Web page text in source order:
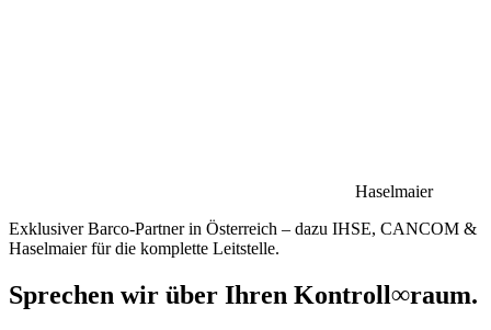
Haselmaier
Exklusiver Barco-Partner in Österreich – dazu IHSE, CANCOM &
Haselmaier für die komplette Leitstelle.
Sprechen wir über Ihren Kontroll∞raum.